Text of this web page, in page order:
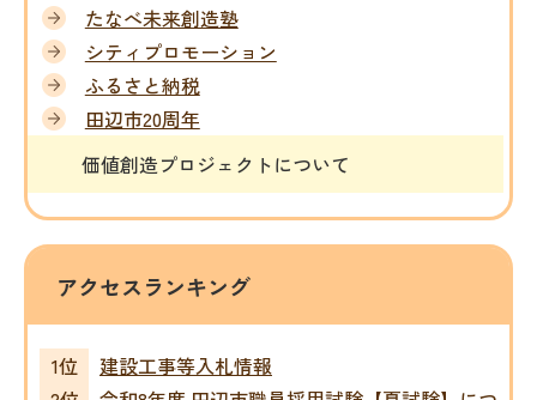
たなべ未来創造塾
シティプロモーション
ふるさと納税
田辺市20周年
価値創造プロジェクトについて
アクセスランキング
建設工事等入札情報